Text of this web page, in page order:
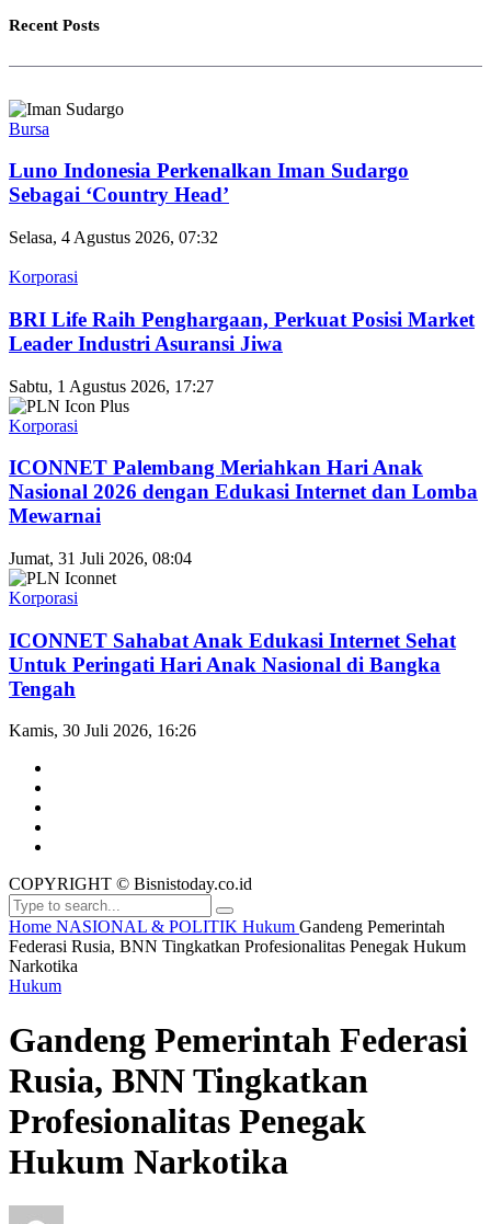
Recent Posts
Bursa
Luno Indonesia Perkenalkan Iman Sudargo
Sebagai ‘Country Head’
Selasa, 4 Agustus 2026, 07:32
Korporasi
BRI Life Raih Penghargaan, Perkuat Posisi Market
Leader Industri Asuransi Jiwa
Sabtu, 1 Agustus 2026, 17:27
Korporasi
ICONNET Palembang Meriahkan Hari Anak
Nasional 2026 dengan Edukasi Internet dan Lomba
Mewarnai
Jumat, 31 Juli 2026, 08:04
Korporasi
ICONNET Sahabat Anak Edukasi Internet Sehat
Untuk Peringati Hari Anak Nasional di Bangka
Tengah
Kamis, 30 Juli 2026, 16:26
COPYRIGHT © Bisnistoday.co.id
Home NASIONAL & POLITIK Hukum Gandeng Pemerintah
Federasi Rusia, BNN Tingkatkan Profesionalitas Penegak Hukum
Narkotika
Hukum
Gandeng Pemerintah Federasi
Rusia, BNN Tingkatkan
Profesionalitas Penegak
Hukum Narkotika